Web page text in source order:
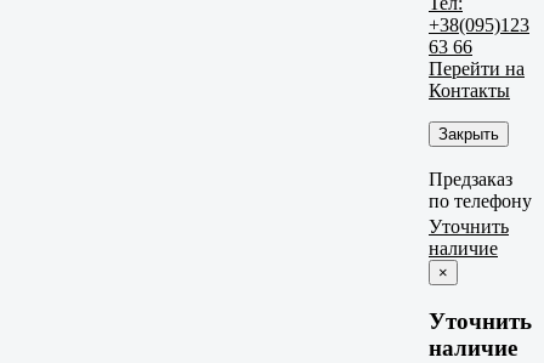
+38(095)123
63 66
Перейти на
Контакты
Закрыть
Предзаказ
по телефону
Уточнить
наличие
×
Уточнить
наличие